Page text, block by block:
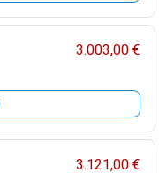
3.003,00 €
3.121,00 €